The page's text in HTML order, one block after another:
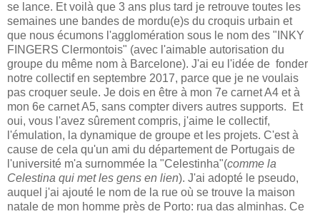
se lance. Et voilà que 3 ans plus tard je retrouve toutes les
semaines une bandes de mordu(e)s du croquis urbain et
que nous écumons l'agglomération sous le nom des "INKY
FINGERS Clermontois" (avec l'aimable autorisation du
groupe du même nom à Barcelone). J'ai eu l'idée de fonder
notre collectif en septembre 2017, parce que je ne voulais
pas croquer seule. Je dois en être à mon 7e carnet A4 et à
mon 6e carnet A5, sans compter divers autres supports. Et
oui, vous l'avez sûrement compris, j'aime le collectif,
l'émulation, la dynamique de groupe et les projets. C'est à
cause de cela qu'un ami du département de Portugais de
l'université m'a surnommée la "Celestinha"(comme la
Celestina qui met les gens en lien). J'ai adopté le pseudo,
auquel j'ai ajouté le nom de la rue où se trouve la maison
natale de mon homme près de Porto: rua das alminhas. Ce